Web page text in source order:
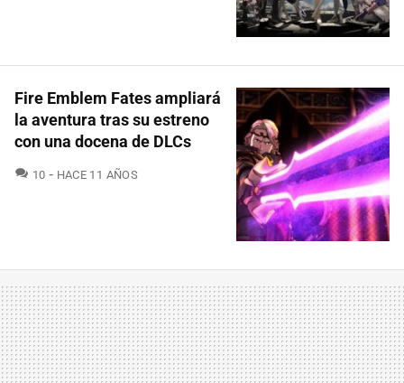
Fire Emblem Fates ampliará
la aventura tras su estreno
con una docena de DLCs
10 COMENTARIOS
HACE 11 AÑOS